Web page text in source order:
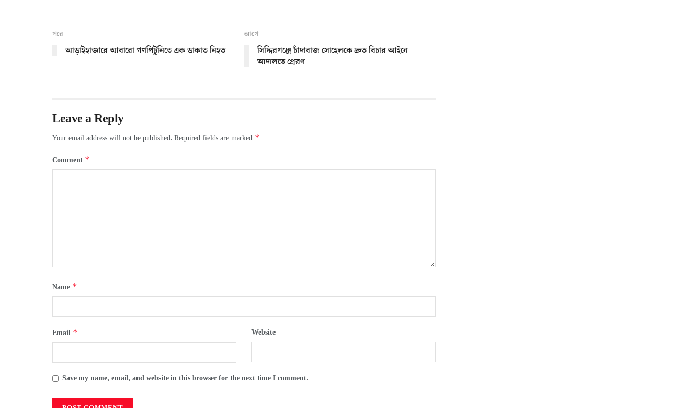
পরে
আড়াইহাজারে আবারো গণপিটুনিতে এক ডাকাত নিহত
আগে
সিদ্দিরগঞ্জে চাঁদাবাজ সোহেলকে দ্রুত বিচার আইনে
আদালতে প্রেরণ
Leave a Reply
Your email address will not be published. Required fields are marked *
Comment *
Name *
Email * Website
Save my name, email, and website in this browser for the next time I comment.